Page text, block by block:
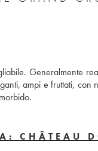
Generalmente
ampi e fruttati,
CHÂTEAU